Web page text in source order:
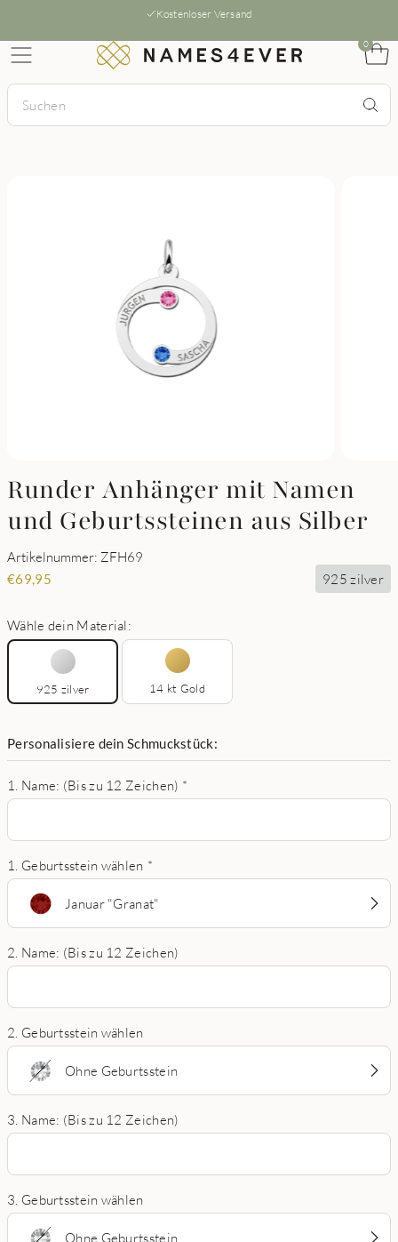
Kostenloser Versand
0
Runder Anhänger mit Namen
und Geburtssteinen aus Silber
Artikelnummer: ZFH69
€69,95 925 zilver
Wähle dein Material:
925 zilver 14 kt Gold
Personalisiere dein Schmuckstück:
1. Name: (Bis zu 12 Zeichen) *
1. Geburtsstein wählen *
Januar "Granat"
2. Name: (Bis zu 12 Zeichen)
2. Geburtsstein wählen
Ohne Geburtsstein
3. Name: (Bis zu 12 Zeichen)
3. Geburtsstein wählen
Ohne Geburtsstein